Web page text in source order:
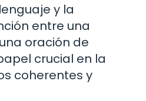
y la
entre una
oración de
crucial en la
coherentes y